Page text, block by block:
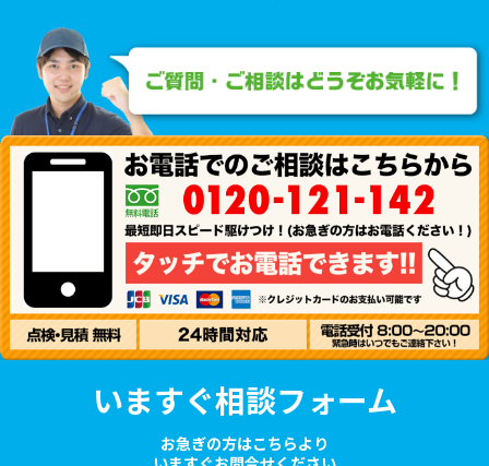
いますぐ相談フォーム
お急ぎの方はこちらより